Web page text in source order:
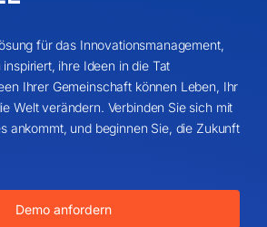
für das Innovationsmanagement,
ihre Ideen in die Tat
Ihrer Gemeinschaft können Leben, Ihr
Welt verändern. Verbinden Sie sich mit
ankommt, und beginnen Sie, die Zukunft
Demo anfordern